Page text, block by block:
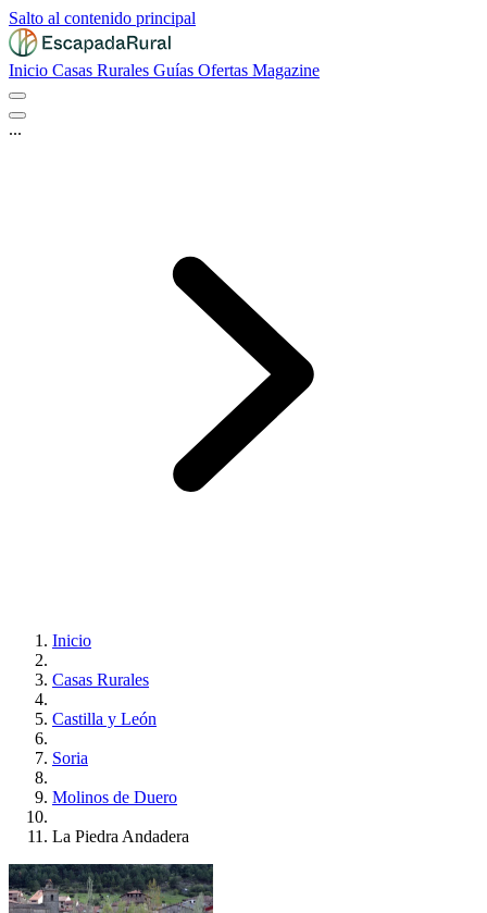
Salto al contenido principal
Inicio Casas Rurales Guías Ofertas Magazine
...
Inicio
Casas Rurales
Castilla y León
Soria
Molinos de Duero
La Piedra Andadera